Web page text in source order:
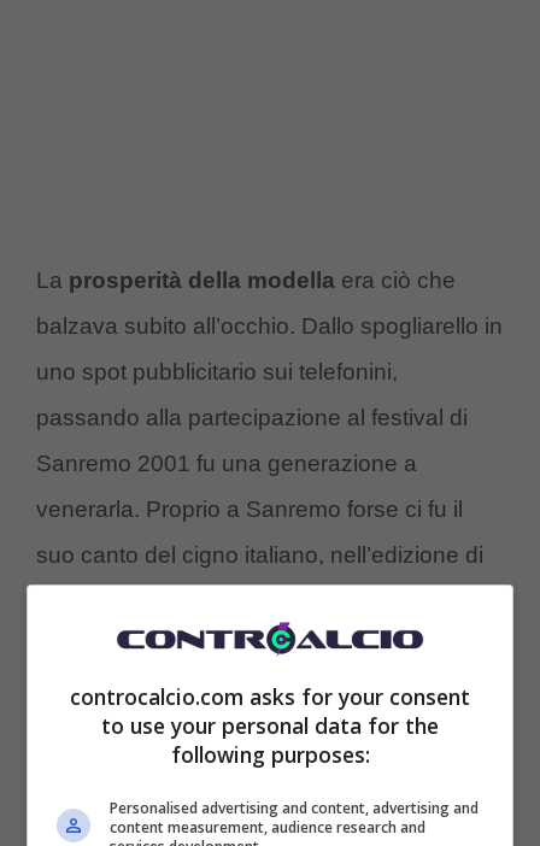
La prosperità della modella era ciò che
balzava subito all’occhio. Dallo spogliarello in
uno spot pubblicitario sui telefonini,
passando alla partecipazione al festival di
Sanremo 2001 fu una generazione a
venerarla. Proprio a Sanremo forse ci fu il
suo canto del cigno italiano, nell’edizione di
la linea dopo la distruzione di un basso dei
Placebo sul palco, piuttosto che per le qualità
artistiche. In fatto a bellezza, però, è rimasta
spicca una in particolare:Megan Gale in
controcalcio.com asks for your consent
to use your personal data for the
following purposes:
Personalised advertising and content, advertising and
content measurement, audience research and